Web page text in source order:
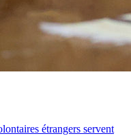
étrangers servent